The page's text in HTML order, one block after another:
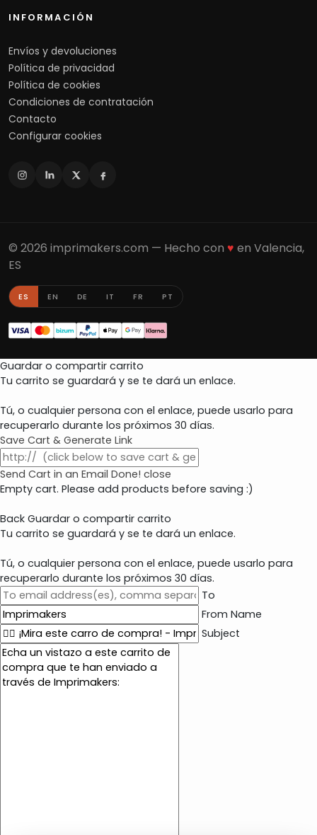
INFORMACIÓN
Envíos y devoluciones
Política de privacidad
Política de cookies
Condiciones de contratación
Contacto
Configurar cookies
© 2026 imprimakers.com — Hecho con ♥ en Valencia,
ES
ES EN DE IT FR PT
Guardar o compartir carrito
Tu carrito se guardará y se te dará un enlace.
Tú, o cualquier persona con el enlace, puede usarlo para
recuperarlo durante los próximos 30 días.
Save Cart & Generate Link
Send Cart in an Email Done! close
Empty cart. Please add products before saving :)
Back Guardar o compartir carrito
Tu carrito se guardará y se te dará un enlace.
Tú, o cualquier persona con el enlace, puede usarlo para
recuperarlo durante los próximos 30 días.
To
From Name
Subject
E
m
a